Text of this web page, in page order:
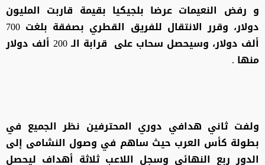
و رفض النعيمات عرضا بلجيكيا بقيمة قاربت المليون
دولار، وقرر الانتقال للفريق القطري بصفقة بلغت 700
ألف دولار، وسيحصل سحاب على قرابة الـ 200 ألف دولار
منها .
ولفت ثاني هدافي دوري المحترفين نظر الجميع في
بطولة كأس العرب حيث ساهم في وصول النشامى إلى
الدور ربع النهائي وسجل اللاعب ثلاثة أهداف ليحصل